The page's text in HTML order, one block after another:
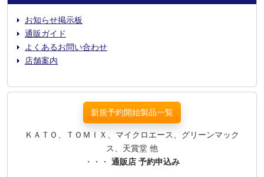
お知らせ掲示板
通販ガイド
よくあるお問い合わせ
店舗案内
新規予約開始製品一覧
ＫＡＴＯ、ＴＯＭＩＸ、マイクロエース、グリーンマック
ス、天賞堂 他
・・・ 通販店 予約申込み